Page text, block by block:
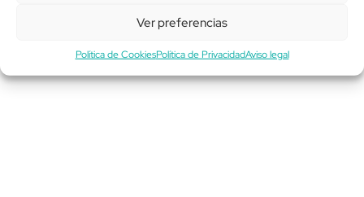
Ver preferencias
Política de CookiesPolítica de PrivacidadAviso legal